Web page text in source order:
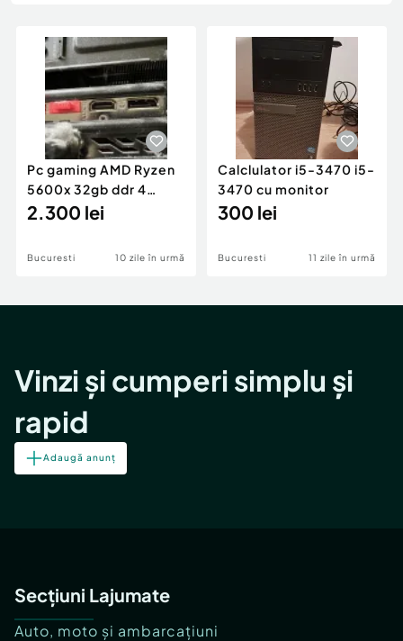
Animale de companie
Afaceri și echipamente profesionale
Inchiriere Bunuri si Vehicule
Piese auto si accesorii
Dacia Duster
Pc gaming AMD Ryzen
5600x 32gb ddr 4
3200mhz 1tb ssd
2.300 lei
Bucuresti 10 zile în urmă
Calclulator i5-3470 i5-
3470 cu monitor
300 lei
Bucuresti 11 zile în urmă
Vinzi și cumperi simplu și
rapid
Adaugă anunț
Secțiuni Lajumate
Auto, moto și ambarcațiuni